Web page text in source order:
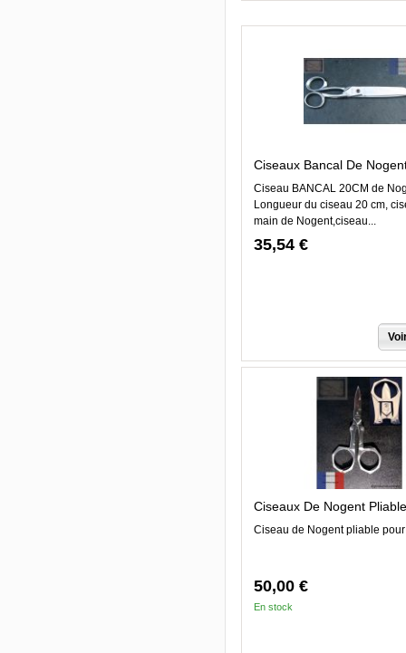
Ciseaux Bancal De
Ciseau BANCAL 20CM de
Longueur du ciseau 20 cm,
main de Nogent,ciseau...
35,54 €
Ciseaux De Nogent
Ciseau de Nogent pliable
50,00 €
En stock